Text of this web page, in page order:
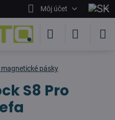
Môj účet
pásky
S8 Pro